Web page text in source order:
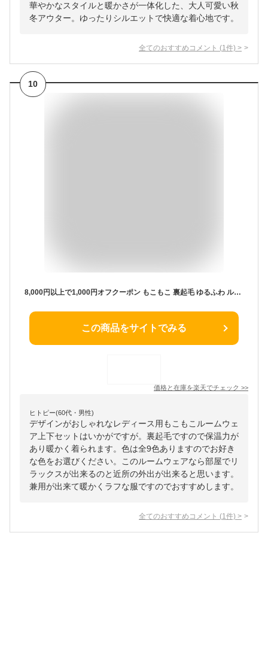
華やかなスタイルと暖かさが一体化した、大人可愛い秋
冬アウター。ゆったりシルエットで快適な着心地です。
全てのおすすめコメント (1 件) >
10
8,000円以上で1,000円オフクーポン もこもこ 裏起毛 ゆるふわ ルームウェア 部屋着 セットアップ 上下 セット レディース パジャマ パンツ ふわふわ 外出 着る毛布 暖かい 秋 秋冬 冬 可愛い Autumn Winter sale lecielclair
この商品をサイトでみる
価格と在庫を楽天でチェック >>
ヒトピー(60代・男性)
デザインがおしゃれなレディース用もこもこルームウェ
ア上下セットはいかがですが。裏起毛ですので保温力が
あり暖かく着られます。色は全9色ありますのでお好き
な色をお選びください。このルームウェアなら部屋でリ
ラックスが出来るのと近所の外出が出来ると思います。
兼用が出来て暖かくラフな服ですのでおすすめします。
全てのおすすめコメント (1 件) >